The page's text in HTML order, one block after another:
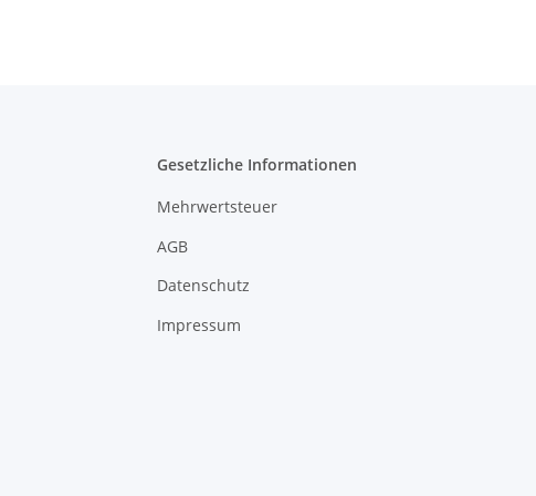
Gesetzliche Informationen
Mehrwertsteuer
AGB
Datenschutz
Impressum